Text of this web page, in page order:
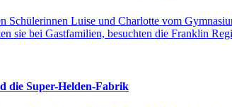
Schülerinnen Luise und Charlotte vom
sie bei Gastfamilien, besuchten die Franklin
die Super-Helden-Fabrik